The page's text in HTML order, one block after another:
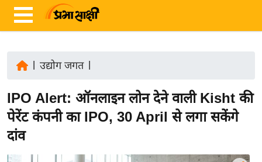
ज़ा
ख
र
उद्योग जगत|
IPO Alert: ऑनलाइन लोन देने वाली Kisht की
पेरेंट कंपनी का IPO, 30 April से लगा सकेंगे
दांव